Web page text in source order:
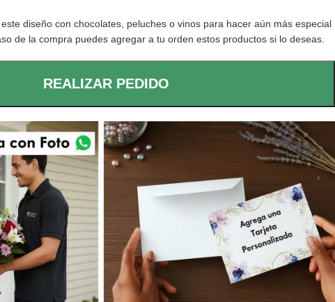
diseño con chocolates, peluches o vinos para hacer aún más especial
de la compra puedes agregar a tu orden estos productos si lo deseas.
REALIZAR PEDIDO